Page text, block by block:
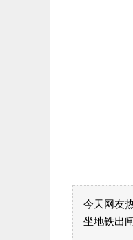
今天网友
坐地铁出